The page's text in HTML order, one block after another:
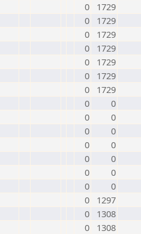
0
1729
0
1729
0
1729
0
1729
0
1729
0
1729
0
1729
0
0
0
0
0
0
0
0
0
0
0
0
0
0
0
1297
0
1308
0
1308